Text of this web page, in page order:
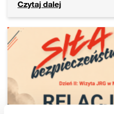
Czytaj dalej